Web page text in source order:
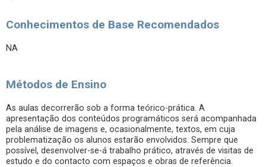
Conhecimentos de Base Recomendados
NA
Métodos de Ensino
As aulas decorrerão sob a forma teórico-prática. A
apresentação dos conteúdos programáticos será acompanhada
pela análise de imagens e, ocasionalmente, textos, em cuja
problematização os alunos estarão envolvidos. Sempre que
possível, desenvolver-se-á trabalho prático, através de visitas de
estudo e do contacto com espaços e obras de referência.